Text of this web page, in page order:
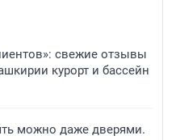
свежие отзывы
курорт и бассейн
можно даже дверями.